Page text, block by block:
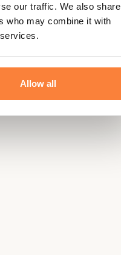
our traffic. We also share
who may combine it with
Allow all